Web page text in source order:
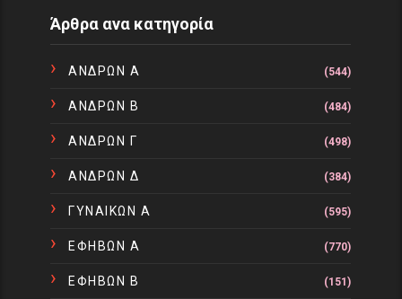
Άρθρα ανα κατηγορία
ΑΝΔΡΩΝ Α (544)
ΑΝΔΡΩΝ Β (484)
ΑΝΔΡΩΝ Γ (498)
ΑΝΔΡΩΝ Δ (384)
ΓΥΝΑΙΚΩΝ Α (595)
ΕΦΗΒΩΝ Α (770)
ΕΦΗΒΩΝ Β (151)